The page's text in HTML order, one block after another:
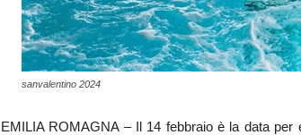
sanvalentino 2024
EMILIA ROMAGNA – Il 14 febbraio è la data per